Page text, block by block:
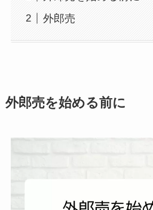
外郎売
外郎売を始める前に